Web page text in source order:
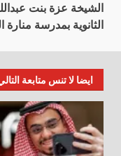
الشيخة عزة بنت
الثانوية بمدرسة منارة
ايضا لا تنس متابعة